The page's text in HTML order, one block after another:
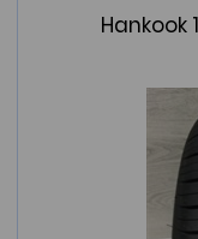
Hankook